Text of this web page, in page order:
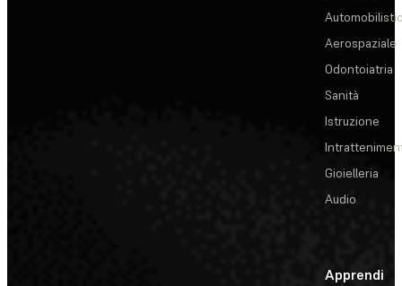
Aerospaziale
Odontoiatria
Sanità
Istruzione
Gioielleria
Audio
Apprendi